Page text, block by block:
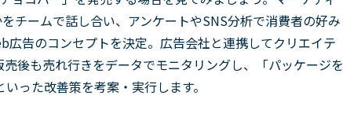
チームで話し合い、アンケートやSNS分析で消費者の好み
広告のコンセプトを決定。広告会社と連携してクリエイテ
後も売れ行きをデータでモニタリングし、「パッケージを
った改善策を考案・実行します。